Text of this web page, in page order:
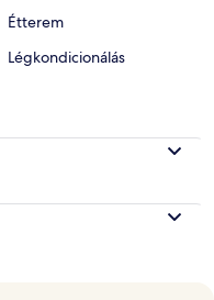
Étterem
Légkondicionálás